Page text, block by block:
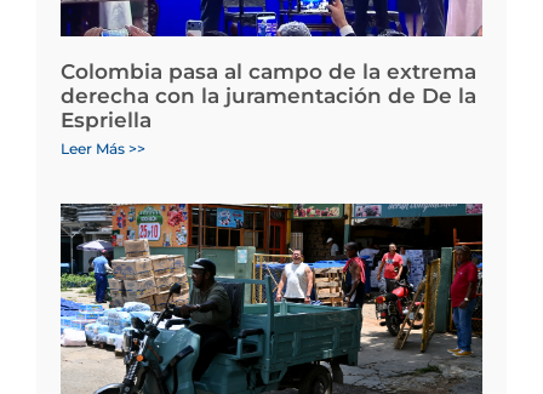
Colombia pasa al campo de la extrema
derecha con la juramentación de De la
Espriella
Leer Más >>